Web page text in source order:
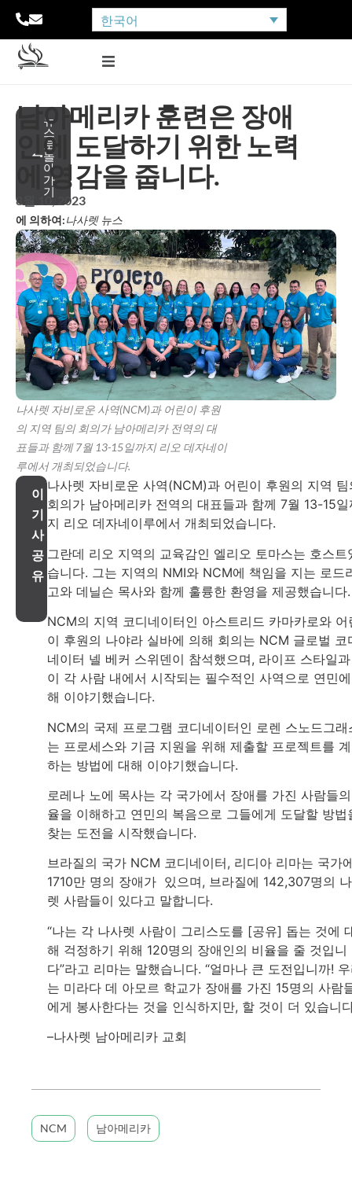
한국어
뉴
스
로
돌
아
가
기
남아메리카 훈련은 장애
인에 도달하기 위한 노력
에 영감을 줍니다.
8월 10, 2023
에 의하여:나사렛 뉴스
나사렛 자비로운 사역(NCM)과 어린이 후원
의 지역 팀의 회의가 남아메리카 전역의 대
표들과 함께 7월 13-15일까지 리오 데자네이
루에서 개최되었습니다.
이
기
사
공
유
나사렛 자비로운 사역(NCM)과 어린이 후원의 지역 팀
회의가 남아메리카 전역의 대표들과 함께 7월 13-15일
지 리오 데자네이루에서 개최되었습니다.
그란데 리오 지역의 교육감인 엘리오 토마스는 호스트
습니다. 그는 지역의 NMI와 NCM에 책임을 지는 로드
고와 데닐슨 목사와 함께 훌륭한 환영을 제공했습니다.
NCM의 지역 코디네이터인 아스트리드 카마카로와 어
이 후원의 나야라 실바에 의해 회의는 NCM 글로벌 코
네이터 넬 베커 스위덴이 참석했으며, 라이프 스타일
이 각 사람 내에서 시작되는 필수적인 사역으로 연민
해 이야기했습니다.
NCM의 국제 프로그램 코디네이터인 로렌 스노드그래
는 프로세스와 기금 지원을 위해 제출할 프로젝트를
하는 방법에 대해 이야기했습니다.
로레나 노에 목사는 각 국가에서 장애를 가진 사람들
율을 이해하고 연민의 복음으로 그들에게 도달할 방법
찾는 도전을 시작했습니다.
브라질의 국가 NCM 코디네이터, 리디아 리마는 국가
1710만 명의 장애가 있으며, 브라질에 142,307명의
렛 사람들이 있다고 말합니다.
“나는 각 나사렛 사람이 그리스도를 [공유] 돕는 것에
해 걱정하기 위해 120명의 장애인의 비율을 줄 것입니
다”라고 리마는 말했습니다. “얼마나 큰 도전입니까!
는 미라다 데 아모르 학교가 장애를 가진 15명의 사람
에게 봉사한다는 것을 인식하지만, 할 것이 더 있습니
–나사렛 남아메리카 교회
NCM 남아메리카